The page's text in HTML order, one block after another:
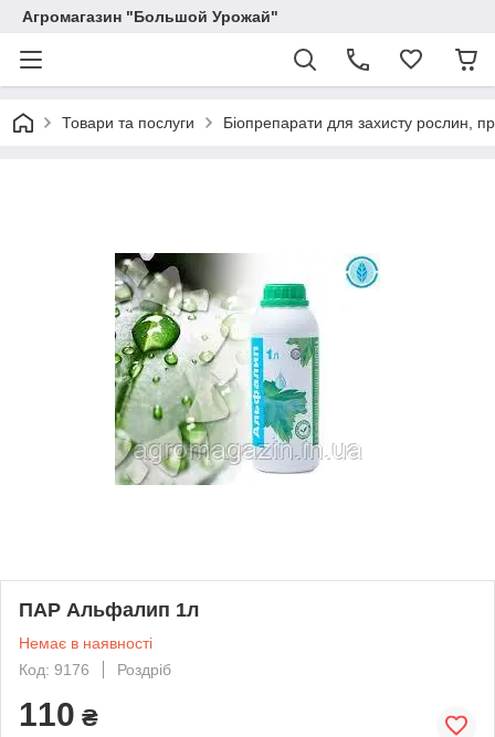
Агромагазин "Большой Урожай"
Товари та послуги Біопрепарати для захисту рослин,
ПАР Альфалип 1л
Немає в наявності
Код: 9176
Роздріб
110 ₴